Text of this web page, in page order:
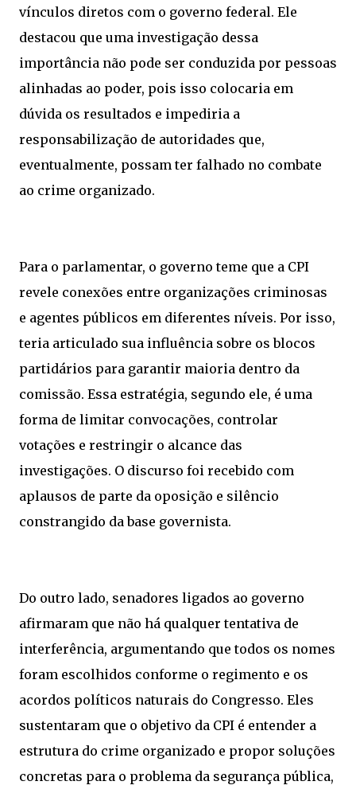
vínculos diretos com o governo federal. Ele
destacou que uma investigação dessa
importância não pode ser conduzida por pessoas
alinhadas ao poder, pois isso colocaria em
dúvida os resultados e impediria a
responsabilização de autoridades que,
eventualmente, possam ter falhado no combate
ao crime organizado.
Para o parlamentar, o governo teme que a CPI
revele conexões entre organizações criminosas
e agentes públicos em diferentes níveis. Por isso,
teria articulado sua influência sobre os blocos
partidários para garantir maioria dentro da
comissão. Essa estratégia, segundo ele, é uma
forma de limitar convocações, controlar
votações e restringir o alcance das
investigações. O discurso foi recebido com
aplausos de parte da oposição e silêncio
constrangido da base governista.
Do outro lado, senadores ligados ao governo
afirmaram que não há qualquer tentativa de
interferência, argumentando que todos os nomes
foram escolhidos conforme o regimento e os
acordos políticos naturais do Congresso. Eles
sustentaram que o objetivo da CPI é entender a
estrutura do crime organizado e propor soluções
concretas para o problema da segurança pública,